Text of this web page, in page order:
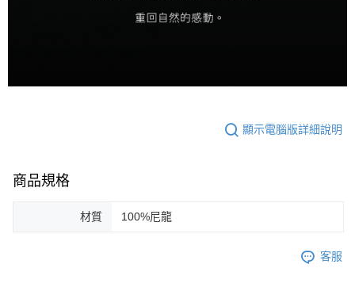
顯示電腦版詳細說明
商品規格
材質 100%尼龍
客服